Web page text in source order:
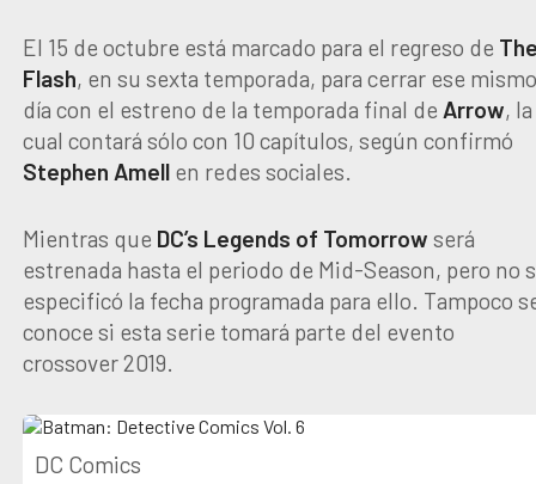
El 15 de octubre está marcado para el regreso de
Flash, en su sexta temporada, para cerrar ese
día con el estreno de la temporada final de Arrow, la
cual contará sólo con 10 capítulos, según confirmó
Stephen Amell en redes sociales.
Mientras que DC’s Legends of Tomorrow será
estrenada hasta el periodo de Mid-Season, pero no
especificó la fecha programada para ello. Tampoco
conoce si esta serie tomará parte del evento
crossover 2019.
DC Comics